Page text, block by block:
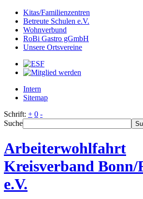
Kitas/Familienzentren
Betreute Schulen e.V.
Wohnverbund
RoBi Gastro gGmbH
Unsere Ortsvereine
Intern
Sitemap
Schrift: + 0 -
Suche
Arbeiterwohlfahrt
Kreisverband Bonn/
e.V.